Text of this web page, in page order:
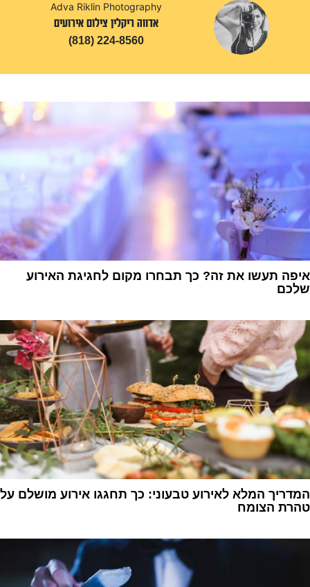
Adva Riklin Photography
אדווה ריקלין צילום אירועים
(818) 224-8560
איפה תעשו את זה? כך תבחרו מקום לחגיגת האירוע
שלכם
המדריך המלא לאירוע טבעוני: כך תחגגו אירוע מושלם על
טהרת הצומח